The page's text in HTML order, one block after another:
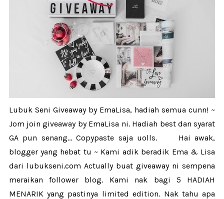
Lubuk Seni Giveaway by EmaLisa, hadiah semua cunn! ~
Jom join giveaway by EmaLisa ni. Hadiah best dan syarat
GA pun senang... Copypaste saja uolls. Hai awak,
blogger yang hebat tu ~ Kami adik beradik Ema & Lisa
dari lubukseni.com Actually buat giveaway ni sempena
meraikan follower blog. Kami nak bagi 5 HADIAH
MENARIK yang pastinya limited edition. Nak tahu apa